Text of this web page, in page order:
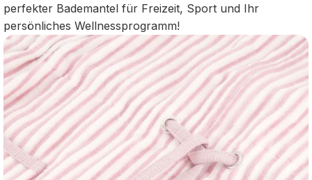
perfekter Bademantel für Freizeit, Sport und Ihr
persönliches Wellnessprogramm!